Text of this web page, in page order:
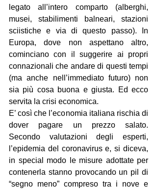
legato all’intero comparto (alberghi,
musei, stabilimenti balneari, stazioni
sciistiche e via di questo passo). In
Europa, dove non aspettano altro,
cominciano con il suggerire ai propri
connazionali che andare di questi tempi
(ma anche nell’immediato futuro) non
sia più cosa buona e giusta. Ed ecco
servita la crisi economica.
E’ così che l’economia italiana rischia di
dover pagare un prezzo salato.
Secondo valutazioni degli esperti,
l’epidemia del coronavirus e, si diceva,
in special modo le misure adottate per
contenerla stanno provocando un pil di
“segno meno” compreso tra i nove e